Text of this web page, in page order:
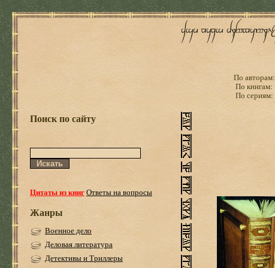
По авторам:
По книгам:
По сериям:
Поиск по сайту
Цитаты из книгОтветы на вопросы
Жанры
Военное дело
Деловая литература
Детективы и Триллеры